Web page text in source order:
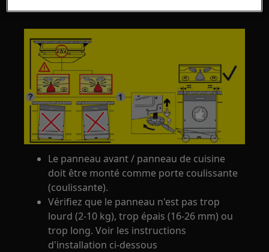
Le panneau avant / panneau de cuisine
doit être monté comme porte coulissante
(coulissante).
Vérifiez que le panneau n'est pas trop
lourd (2-10 kg), trop épais (16-26 mm) ou
trop long. Voir les instructions
d'installation ci-dessous